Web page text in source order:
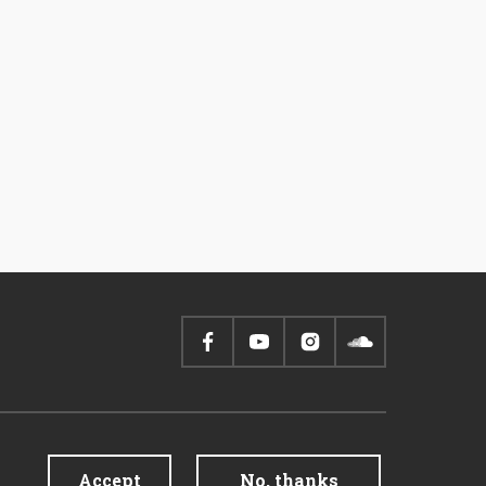
Accept No, thanks